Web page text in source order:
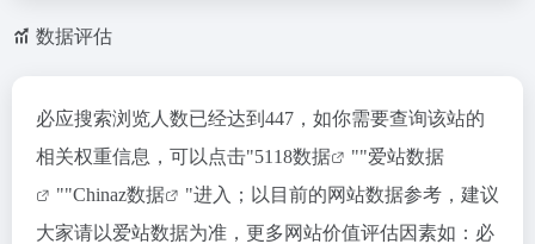
数据评估
必应搜索浏览人数已经达到447，如你需要查询该站的
相关权重信息，可以点击"5118数据 ""爱站数据
""Chinaz数据
"进入；以目前的网站数据参考，建议
大家请以爱站数据为准，更多网站价值评估因素如：必